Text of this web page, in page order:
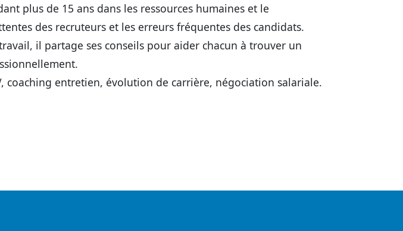
plus de 15 ans dans les ressources humaines et le
des recruteurs et les erreurs fréquentes des candidats.
il partage ses conseils pour aider chacun à trouver un
coaching entretien, évolution de carrière, négociation salariale.